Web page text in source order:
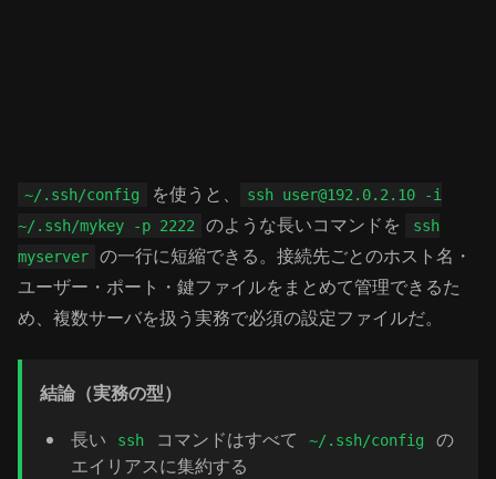
~/.ssh/config を使うと、
ssh user@192.0.2.10 -i
~/.ssh/mykey -p 2222
のような長いコマンドを
ssh
myserver
の一行に短縮できる。接続先ごとのホスト名・
ユーザー・ポート・鍵ファイルをまとめて管理できるた
め、複数サーバを扱う実務で必須の設定ファイルだ。
結論（実務の型）
長い
ssh コマンドはすべて ~/.ssh/config
の
エイリアスに集約する